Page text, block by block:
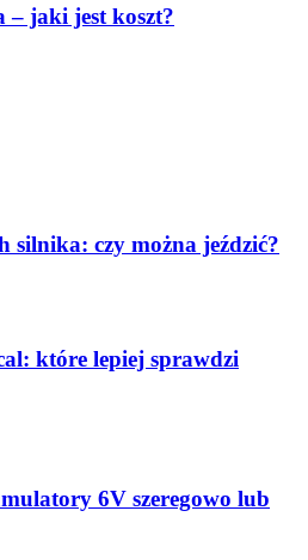
– jaki jest koszt?
silnika: czy można jeździć?
które lepiej sprawdzi
6V szeregowo lub